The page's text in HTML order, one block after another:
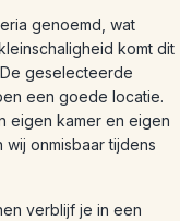
genoemd, wat
komt dit
De geselecteerde
een goede locatie.
eigen kamer en eigen
onmisbaar tijdens
verblijf je in een